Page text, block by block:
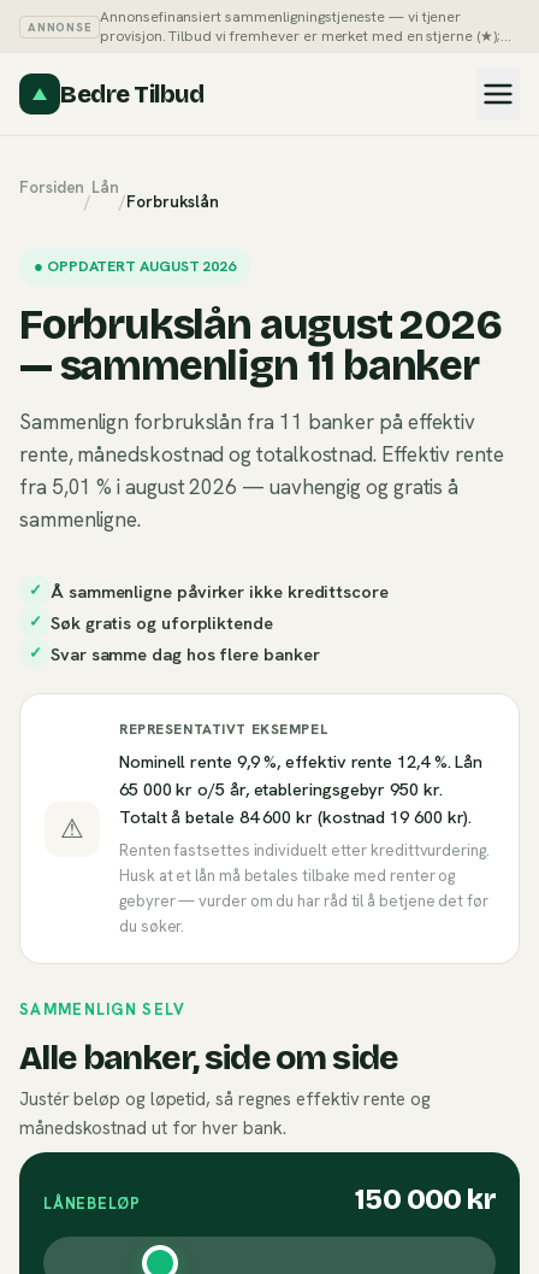
ANNONSE
Annonsefinansiert sammenligningstjeneste — vi tjener
provisjon. Tilbud vi fremhever er merket med en stjerne (★);
Bedre Tilbud
Forsiden
/
Lån
/Forbrukslån
● OPPDATERT AUGUST 2026
Forbrukslån august 2026
— sammenlign 11 banker
Sammenlign forbrukslån fra 11 banker på effektiv
rente, månedskostnad og totalkostnad. Effektiv rente
fra 5,01 % i august 2026 — uavhengig og gratis å
sammenligne.
✓ Å sammenligne påvirker ikke kredittscore
✓ Søk gratis og uforpliktende
✓ Svar samme dag hos flere banker
⚠
REPRESENTATIVT EKSEMPEL
Nominell rente 9,9 %, effektiv rente 12,4 %. Lån
65 000 kr o/5 år, etableringsgebyr 950 kr.
Totalt å betale 84 600 kr (kostnad 19 600 kr).
Renten fastsettes individuelt etter kredittvurdering.
Husk at et lån må betales tilbake med renter og
gebyrer — vurder om du har råd til å betjene det før
du søker.
SAMMENLIGN SELV
Alle banker, side om side
Justér beløp og løpetid, så regnes effektiv rente og
månedskostnad ut for hver bank.
LÅNEBELØP 150 000 kr